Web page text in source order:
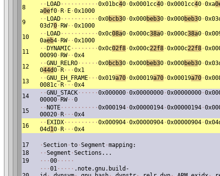
8
· · LOAD · · · · · · · · · · ·0x01bc40 ·0x0001cc40 ·0x0001cc40 ·0xa
a0ef0 · R · E ·0x1000
9
· · LOAD · · · · · · · · · · ·0x0bcb30 ·0x000beb30 ·0x000beb30 ·
03d70 · RW· ·0x1000
10
· · LOAD · · · · · · · · · · ·0x0c08a0 ·0x000c38a0 ·0x000c38a0 ·
0aeb4 · RW· ·0x1000
11
· · DYNAMIC · · · · · · · ·0x0c02f8 ·0x000c22f8 ·0x000c22f8 ·
00090 · RW· ·0x4
12
· ·GNU_RELRO · · · · · ·0x0bcb30 ·0x000beb30 ·0x000beb30 ·
044d0 · R · · ·0x1
13
· ·GNU_EH_FRAME · · ·0x019a70 ·0x00019a70 ·0x00019a70 ·
0081c · R · · ·0x4
14
· ·GNU_STACK · · · · · ·0x000000 ·0x00000000 ·0x00000000 ·
00000 · RW· ·0
15
· · NOTE · · · · · · · · · · ·0x000194 ·0x00000194 ·0x00000194 ·
00020 · R · · ·0x4
16
· · EXIDX · · · · · · · · · ·0x000904 ·0x00000904 ·0x00000904 ·
04d 10 · R · · ·0x4
17 ·Section ·to ·Segment ·mapping:
18
· ·Segment ·Sections...
19
· · ·00 · · · · ·
· · ·01 · · · · · .note.gnu.build-